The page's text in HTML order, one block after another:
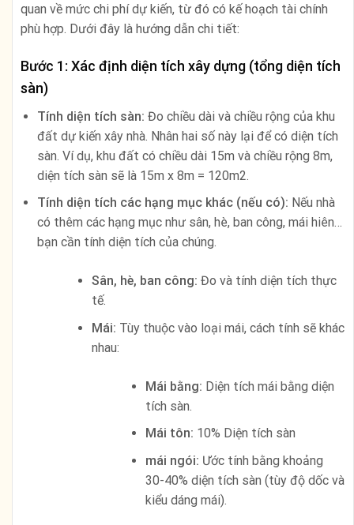
quan về mức chi phí dự kiến, từ đó có kế hoạch tài chính
phù hợp. Dưới đây là hướng dẫn chi tiết:
Bước 1: Xác định diện tích xây dựng (tổng diện tích
sàn)
Tính diện tích sàn: Đo chiều dài và chiều rộng của khu
đất dự kiến xây nhà. Nhân hai số này lại để có diện tích
sàn. Ví dụ, khu đất có chiều dài 15m và chiều rộng 8m,
diện tích sàn sẽ là 15m x 8m = 120m2.
Tính diện tích các hạng mục khác (nếu có): Nếu nhà
có thêm các hạng mục như sân, hè, ban công, mái hiên…
bạn cần tính diện tích của chúng.
Sân, hè, ban công: Đo và tính diện tích thực
tế.
Mái: Tùy thuộc vào loại mái, cách tính sẽ khác
nhau:
Mái bằng: Diện tích mái bằng diện
tích sàn.
Mái tôn: 10% Diện tích sàn
mái ngói: Ước tính bằng khoảng
30-40% diện tích sàn (tùy độ dốc và
kiểu dáng mái).